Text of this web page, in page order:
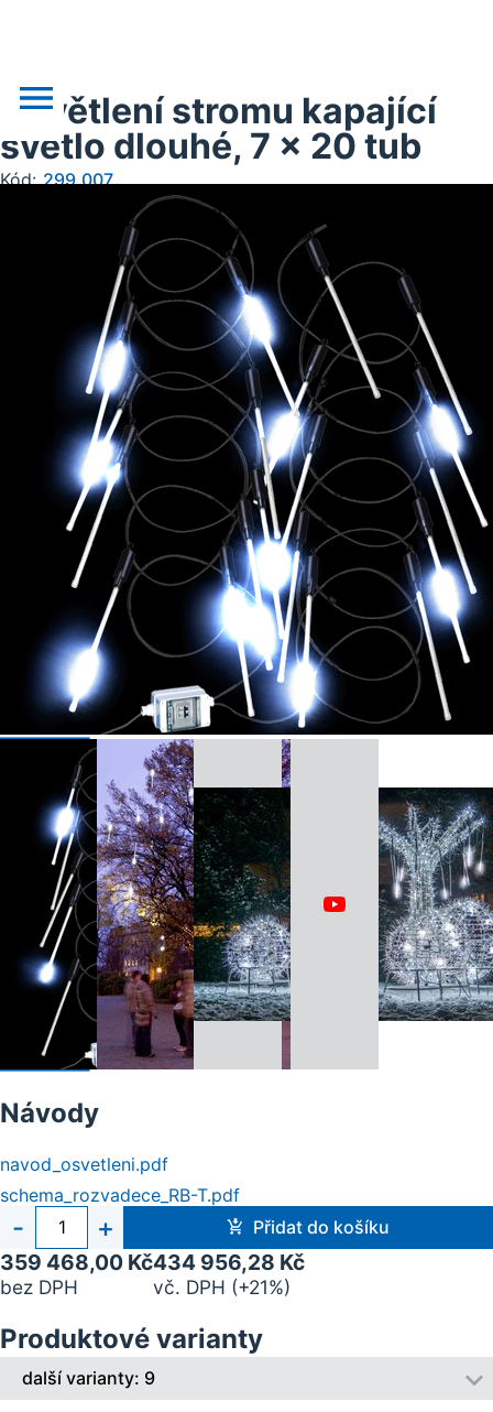
obchodní podklady
doprava, platba
kontakt
Osvětlení stromu kapající
světlo dlouhé, 7 x 20 tub
Kód:299.007
Návody
navod_osvetleni.pdf
schema_rozvadece_RB-T.pdf
Počet
kusů
- + Přidat do košíku
359 468,00 Kč
bez DPH
434 956,28 Kč
vč. DPH (+21%)
Produktové varianty
další varianty: 9